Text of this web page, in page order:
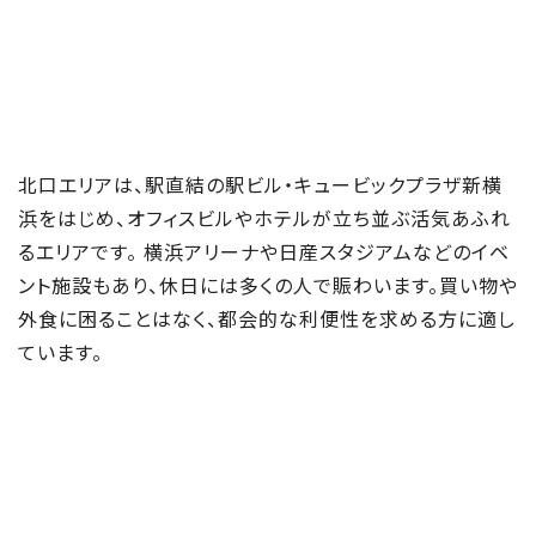
北口エリアは、駅直結の駅ビル・キュービックプラザ新横
浜をはじめ、オフィスビルやホテルが立ち並ぶ活気あふれ
るエリアです。 横浜アリーナや日産スタジアムなどのイベ
ント施設もあり、休日には多くの人で賑わいます。買い物や
外食に困ることはなく、都会的な利便性を求める方に適し
ています。